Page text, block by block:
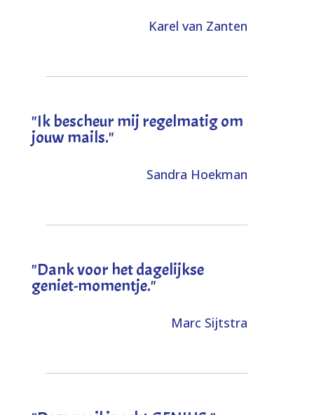
Karel van Zanten
"Ik bescheur mij regelmatig om
jouw mails."
Sandra Hoekman
"Dank voor het dagelijkse
geniet-momentje."
Marc Sijtstra